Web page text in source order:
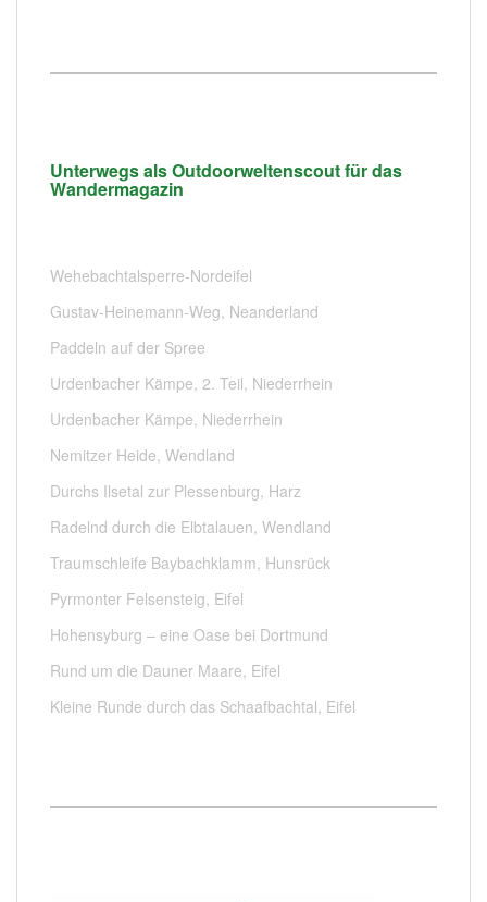
Unterwegs als Outdoorweltenscout für das
Wandermagazin
Wehebachtalsperre-Nordeifel
Gustav-Heinemann-Weg, Neanderland
Paddeln auf der Spree
Urdenbacher Kämpe, 2. Teil, Niederrhein
Urdenbacher Kämpe, Niederrhein
Nemitzer Heide, Wendland
Durchs Ilsetal zur Plessenburg, Harz
Radelnd durch die Elbtalauen, Wendland
Traumschleife Baybachklamm, Hunsrück
Pyrmonter Felsensteig, Eifel
Hohensyburg – eine Oase bei Dortmund
Rund um die Dauner Maare, Eifel
Kleine Runde durch das Schaafbachtal, Eifel